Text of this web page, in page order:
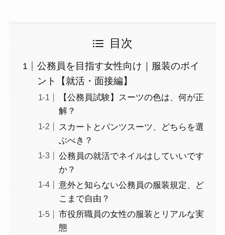
目次
公務員を目指す女性向け｜服装のポイ
ント【就活・面接編】
【公務員試験】スーツの色は、何が正
解？
スカートとパンツスーツ、どちらを選
ぶべき？
公務員の就活でネイルはしていいです
か？
意外と知らない公務員の服装規定、ど
こまで自由？
市役所職員の女性の服装とリアルな実
態